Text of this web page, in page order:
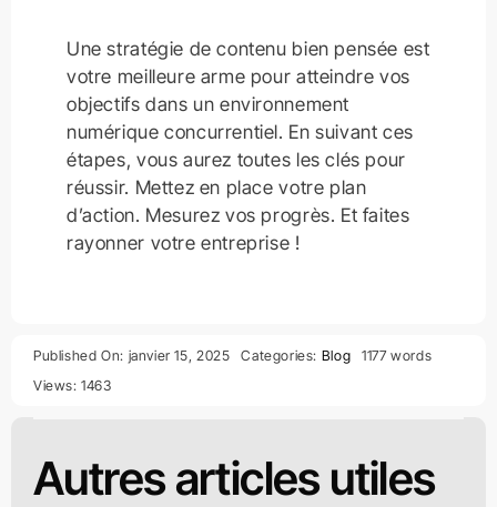
Une stratégie de contenu bien pensée est
votre meilleure arme pour atteindre vos
objectifs dans un environnement
numérique concurrentiel. En suivant ces
étapes, vous aurez toutes les clés pour
réussir. Mettez en place votre plan
d’action. Mesurez vos progrès. Et faites
rayonner votre entreprise !
Published On: janvier 15, 2025 Categories: Blog
1177 words
Views: 1463
Autres articles utiles